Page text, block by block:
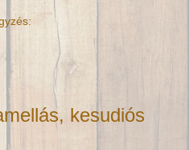
kesudiós